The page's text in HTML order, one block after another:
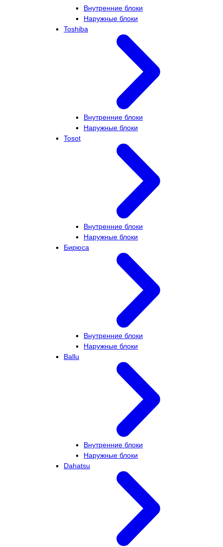
Внутренние блоки
Наружные блоки
Toshiba
Внутренние блоки
Наружные блоки
Tosot
Внутренние блоки
Наружные блоки
Бирюса
Внутренние блоки
Наружные блоки
Ballu
Внутренние блоки
Наружные блоки
Dahatsu